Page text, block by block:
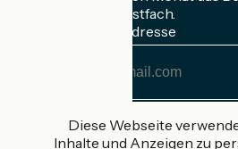
Rad in Ihrem Postfach.
Meine E-Mail-Adresse
AdresseDiese Webseite
Inhalte und Anzeigen zu